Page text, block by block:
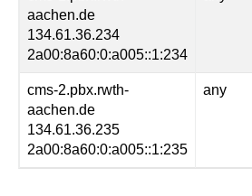
aachen.de
134.61.36.234
2a00:8a60:0:a005::1:234
cms-2.pbx.rwth-
aachen.de
134.61.36.235
2a00:8a60:0:a005::1:235
any